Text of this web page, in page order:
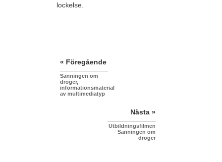
lockelse.
« Föregående
Sanningen om
droger,
informationsmaterial
av multimediatyp
Nästa »
Utbildningsfilmen
Sanningen om
droger